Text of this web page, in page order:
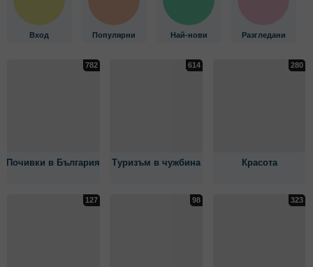
Вход Популярни Най-нови Разгледани
Почивки в България Туризъм в чужбина Красота